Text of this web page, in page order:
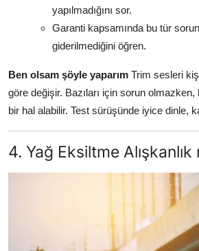
yapılmadığını sor.
Garanti kapsamında bu tür
giderilmediğini öğren.
Ben olsam şöyle yaparım Trim sesleri
göre değişir. Bazıları için sorun olmazken,
bir hal alabilir. Test sürüşünde iyice dinle,
4. Yağ Eksiltme Alışkanlık